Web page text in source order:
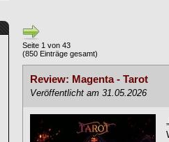
Seite 1 von 43
(850 Einträge gesamt)
Review: Magenta - Tarot
Veröffentlicht am 31.05.2026